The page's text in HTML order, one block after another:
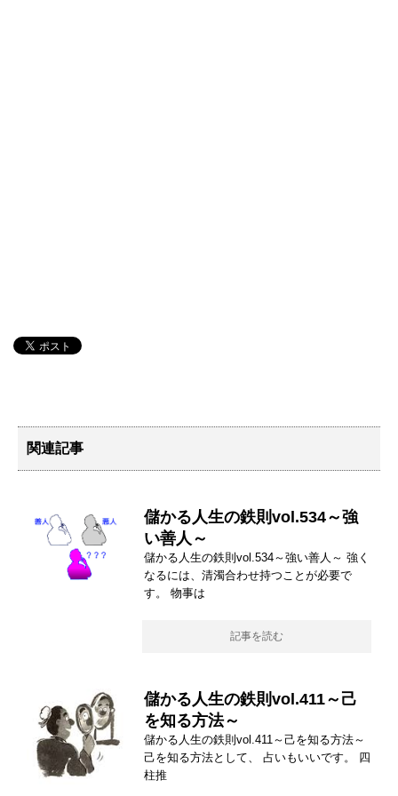
関連記事
儲かる人生の鉄則vol.534～強
い善人～
儲かる人生の鉄則vol.534～強い善人～ 強く
なるには、清濁合わせ持つことが必要で
す。 物事は
記事を読む
儲かる人生の鉄則vol.411～己
を知る方法～
儲かる人生の鉄則vol.411～己を知る方法～
己を知る方法として、 占いもいいです。 四
柱推